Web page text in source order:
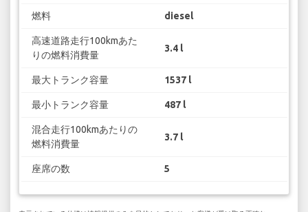
燃料 diesel
高速道路走行100kmあた
りの燃料消費量
3.4 l
最大トランク容量 1537 l
最小トランク容量 487 l
混合走行100kmあたりの
燃料消費量
3.7 l
座席の数 5